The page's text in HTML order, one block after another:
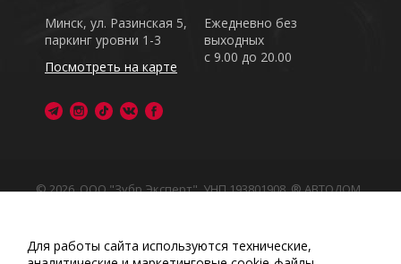
Ежедневно без
выходных
с 9.00 до 20.00
Минск, ул. Разинская 5,
паркинг уровни 1-3
Посмотреть на карте
© 2026, ООО "Зубр Эксперт", УНП 193801908. ® АВТОДОМ
сайт носит исключительно информационный характер
Для работы сайта используются технические,